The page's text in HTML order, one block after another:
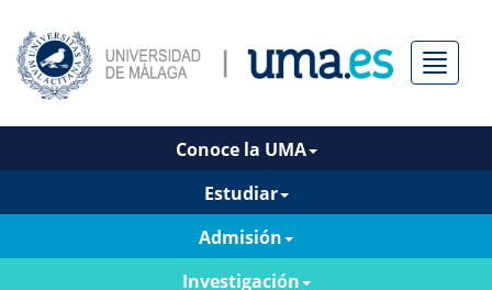
Menú
Conoce la UMA
Estudiar
Admisión
Investigación